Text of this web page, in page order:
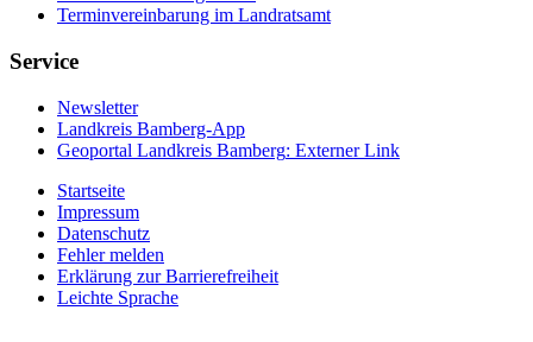
Terminvereinbarung im Landratsamt
Service
Newsletter
Landkreis Bamberg-App
Geoportal Landkreis Bamberg: Externer Link
Startseite
Impressum
Datenschutz
Fehler melden
Erklärung zur Barrierefreiheit
Leichte Sprache